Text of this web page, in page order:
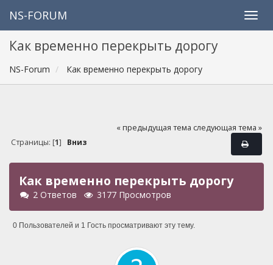
NS-FORUM
Как временно перекрыть дорогу
NS-Forum Как временно перекрыть дорогу
« предыдущая тема следующая тема »
Страницы: [1] Вниз
Как временно перекрыть дорогу
2 Ответов 3177 Просмотров
0 Пользователей и 1 Гость просматривают эту тему.